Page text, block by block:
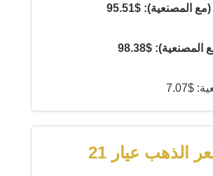
المصنعية): $95.51
$98.38
$7.07
الذهب عيار 21